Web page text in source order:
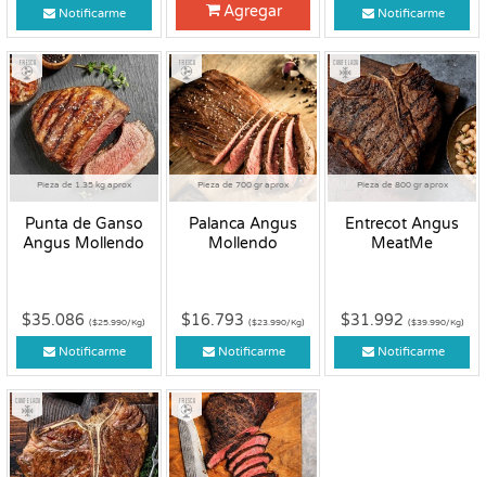
Notificarme Agregar Notificarme
Pieza de 1.35 kg aprox
Punta de Ganso
Angus Mollendo
Fresco
$35.086($25.990/Kg)
Notificarme
Pieza de 700 gr aprox
Palanca Angus
Mollendo
Fresco
$16.793 ($23.990/Kg)
Notificarme
Pieza de 800 gr aprox
Entrecot Angus
MeatMe
Congelado
$31.992 ($39.990/Kg)
Notificarme
Congelado Fresco